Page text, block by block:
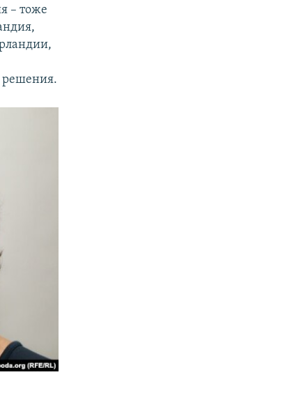
– тоже
решения.